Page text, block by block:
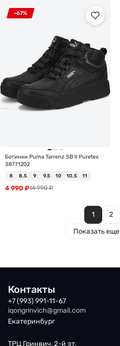
-67%
Ботинки Puma Tarrenz SB II Puretex
38771202
8 8.5 9 9.5 10 10.5 11
14 990₽
4 990 ₽
1 2
Показать еще
Контакты
+7 (993) 991-11-67
iqongrinvich@gmail.com
Екатеринбург
ТРЦ Гринвич, 2-й эт.